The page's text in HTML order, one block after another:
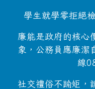
學生就學零拒絕
廉能是政府的核心
象，公務員應廉潔
線
社交禮俗不踰矩，